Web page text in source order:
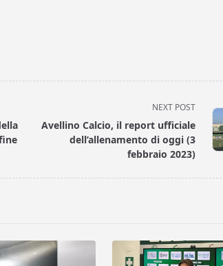
NEXT POST
Avellino Calcio, il report ufficiale
dell’allenamento di oggi (3
febbraio 2023)